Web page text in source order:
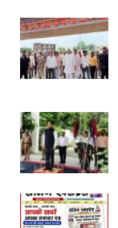
c
e
b
o
k
at
s
A
p